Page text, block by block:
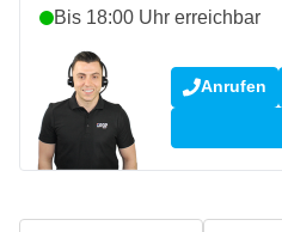
Bis 18:00 Uhr erreichbar
Anrufen